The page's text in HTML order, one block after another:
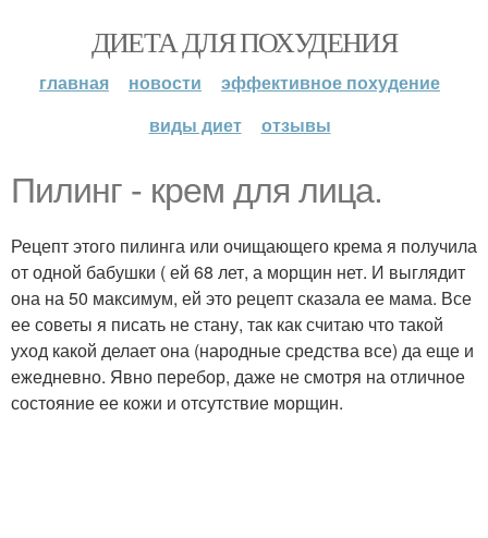
ДИЕТА ДЛЯ ПОХУДЕНИЯ
главная новости
эффективное похудение
виды диет
отзывы
Пилинг - крем для лица.
Рецепт этого пилинга или очищающего крема я получила
от одной бабушки ( ей 68 лет, а морщин нет. И выглядит
она на 50 максимум, ей это рецепт сказала ее мама. Все
ее советы я писать не стану, так как считаю что такой
уход какой делает она (народные средства все) да еще и
ежедневно. Явно перебор, даже не смотря на отличное
состояние ее кожи и отсутствие морщин.